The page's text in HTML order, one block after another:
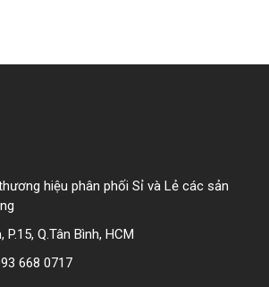
hiệu phân phối Sỉ và Lẻ các sản
P.15, Q.Tân Bình, HCM
668 0717